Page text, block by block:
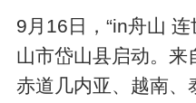
9月16日，“in舟山
山市岱山县启动。来
赤道几内亚、越南、